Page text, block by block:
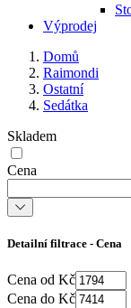
Výprodej
Domů
Raimondi
Ostatní
Sedátka
Skladem
Cena
Detailní filtrace - Cena
Cena od Kč
Cena do Kč